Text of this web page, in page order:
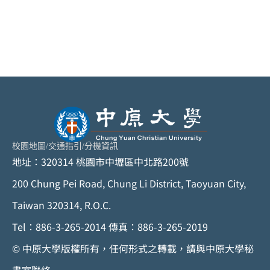
校園地圖/交通指引 /分機資訊
地址：320314 桃園市中壢區中北路200號
200 Chung Pei Road, Chung Li District, Taoyuan City,
Taiwan 320314, R.O.C.
Tel：886-3-265-2014 傳真：886-3-265-2019
© 中原大學版權所有，任何形式之轉載，請與中原大學秘